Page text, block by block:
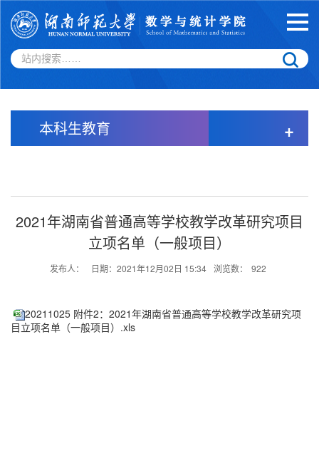
本科生教育 +
2021年湖南省普通高等学校教学改革研究项目
立项名单（一般项目）
发布人： 日期：2021年12月02日 15:34 浏览数： 922
20211025 附件2：2021年湖南省普通高等学校教学改革研究项
目立项名单（一般项目）.xls